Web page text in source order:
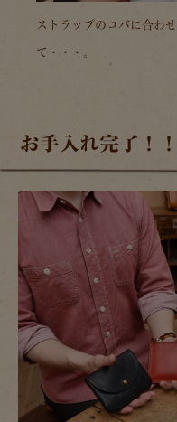
ストラップのコバに合わせ
て・・・。
お手入れ完了！！